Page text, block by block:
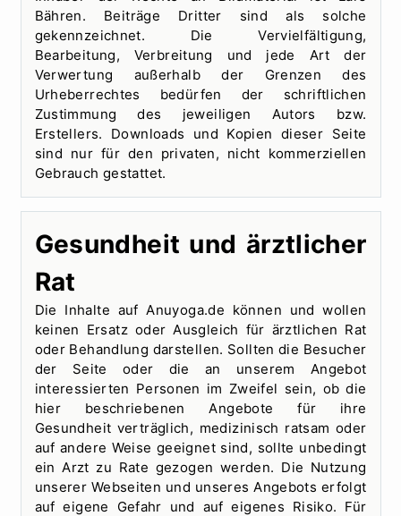
Bähren. Beiträge Dritter sind als solche
gekennzeichnet. Die Vervielfältigung,
Bearbeitung, Verbreitung und jede Art der
Verwertung außerhalb der Grenzen des
Urheberrechtes bedürfen der schriftlichen
Zustimmung des jeweiligen Autors bzw.
Erstellers. Downloads und Kopien dieser Seite
sind nur für den privaten, nicht kommerziellen
Gebrauch gestattet.
Gesundheit und ärztlicher
Rat
Die Inhalte auf Anuyoga.de können und wollen
keinen Ersatz oder Ausgleich für ärztlichen Rat
oder Behandlung darstellen. Sollten die Besucher
der Seite oder die an unserem Angebot
interessierten Personen im Zweifel sein, ob die
hier beschriebenen Angebote für ihre
Gesundheit verträglich, medizinisch ratsam oder
auf andere Weise geeignet sind, sollte unbedingt
ein Arzt zu Rate gezogen werden. Die Nutzung
unserer Webseiten und unseres Angebots erfolgt
auf eigene Gefahr und auf eigenes Risiko. Für